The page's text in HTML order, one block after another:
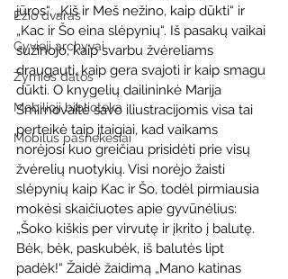
Ežio dvaras
Gyvieji archyvai
Žymios datos
Mobilioji biblioteka
Mobilūs pašnekesiai
jūros“, „Kiš ir Meš nežino, kaip dūkti“ ir
„Kac ir Šo eina slėpynių“. Iš pasakų vaikai
sužinojo, kaip svarbu žvėreliams
draugauti, kaip gera svajoti ir kaip smagu
dūkti. O knygelių dailininkė Marija
Smirnovaitė savo iliustracijomis visa tai
perteikė taip įtaigiai, kad vaikams
norėjosi kuo greičiau prisidėti prie visų
žvėrelių nuotykių. Visi norėjo žaisti
slėpynių kaip Kac ir Šo, todėl pirmiausia
mokėsi skaičiuotes apie gyvūnėlius:
„Šoko kiškis per virvutę ir įkrito į balutę.
Bėk, bėk, paskubėk, iš balutės lipt
padėk!“ Žaidė žaidimą „Mano katinas